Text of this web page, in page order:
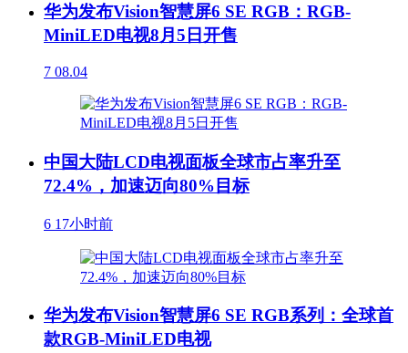
华为发布Vision智慧屏6 SE RGB：RGB-
MiniLED电视8月5日开售
7 08.04
中国大陆LCD电视面板全球市占率升至
72.4%，加速迈向80%目标
6 17小时前
华为发布Vision智慧屏6 SE RGB系列：全球首
款RGB-MiniLED电视